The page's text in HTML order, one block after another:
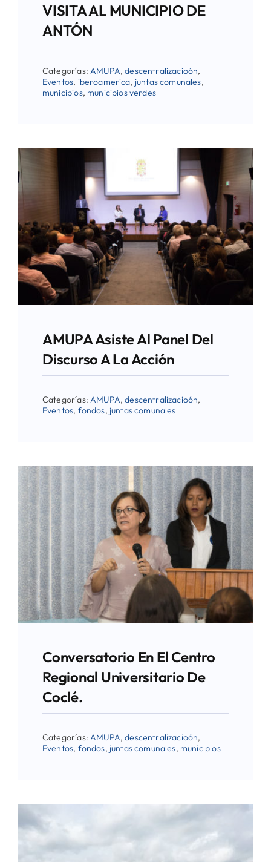
VISITA AL MUNICIPIO DE
ANTÓN
Categorías: AMUPA,descentralizacioón,
Eventos, iberoamerica, juntas comunales,
municipios, municipios verdes
AMUPA Asiste Al Panel Del
Discurso A La Acción
Categorías: AMUPA,descentralizacioón,
Eventos, fondos, juntas comunales
Conversatorio En El Centro
Regional Universitario De
Coclé.
Categorías: AMUPA,descentralizacioón,
Eventos, fondos, juntas comunales, municipios